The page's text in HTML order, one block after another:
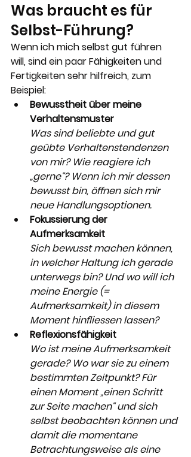
Was braucht es für
Selbst-Führung?
Wenn ich mich selbst gut führen
will, sind ein paar Fähigkeiten und
Fertigkeiten sehr hilfreich, zum
Beispiel:
Bewusstheit über meine
Verhaltensmuster
Was sind beliebte und gut
geübte Verhaltenstendenzen
von mir? Wie reagiere ich
„gerne“? Wenn ich mir dessen
bewusst bin, öffnen sich mir
neue Handlungsoptionen.
Fokussierung der
Aufmerksamkeit
Sich bewusst machen können,
in welcher Haltung ich gerade
unterwegs bin? Und wo will ich
meine Energie (=
Aufmerksamkeit) in diesem
Moment hinfliessen lassen?
Reflexionsfähigkeit
Wo ist meine Aufmerksamkeit
gerade? Wo war sie zu einem
bestimmten Zeitpunkt? Für
einen Moment „einen Schritt
zur Seite machen“ und sich
selbst beobachten können und
damit die momentane
Betrachtungsweise als eine